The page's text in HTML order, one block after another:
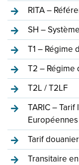
RITA –
SH –
T1 – Régime
T2 – Régime
T2L / T2LF
TARIC –
Européennes
Tarif douanier
Transitaire